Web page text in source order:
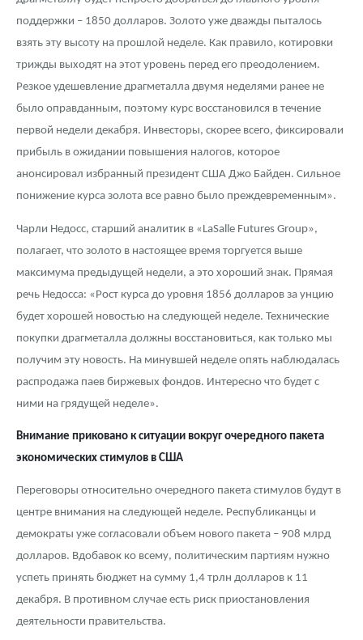
поддержки – 1850 долларов. Золото уже дважды пыталось
взять эту высоту на прошлой неделе. Как правило, котировки
трижды выходят на этот уровень перед его преодолением.
Резкое удешевление драгметалла двумя неделями ранее не
было оправданным, поэтому курс восстановился в течение
первой недели декабря. Инвесторы, скорее всего, фиксировали
прибыль в ожидании повышения налогов, которое
анонсировал избранный президент США Джо Байден. Сильное
понижение курса золота все равно было преждевременным».
Чарли Недосс, старший аналитик в «LaSalle Futures Group»,
полагает, что золото в настоящее время торгуется выше
максимума предыдущей недели, а это хороший знак. Прямая
речь Недосса: «Рост курса до уровня 1856 долларов за унцию
будет хорошей новостью на следующей неделе. Технические
покупки драгметалла должны восстановиться, как только мы
получим эту новость. На минувшей неделе опять наблюдалась
распродажа паев биржевых фондов. Интересно что будет с
ними на грядущей неделе».
Внимание приковано к ситуации вокруг очередного пакета
экономических стимулов в США
Переговоры относительно очередного пакета стимулов будут в
центре внимания на следующей неделе. Республиканцы и
демократы уже согласовали объем нового пакета – 908 млрд
долларов. Вдобавок ко всему, политическим партиям нужно
успеть принять бюджет на сумму 1,4 трлн долларов к 11
декабря. В противном случае есть риск приостановления
деятельности правительства.